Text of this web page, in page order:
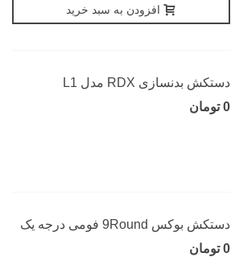
افزودن به سبد خرید
دستکش بدنسازی RDX مدل L1
0 تومان
دستکش بوکس 9Round فومی درجه یک
0 تومان